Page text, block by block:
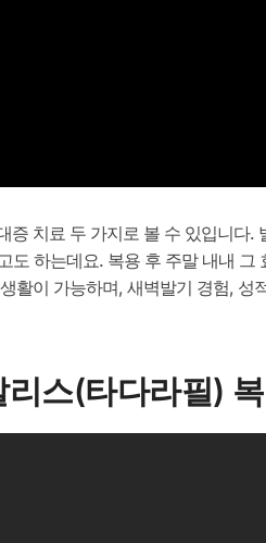
증 치료 두 가지로 볼 수 있입니
도 하는데요. 복용 후 주말 내내
활이 가능하며, 새벽발기 경험,
스(타다라필)